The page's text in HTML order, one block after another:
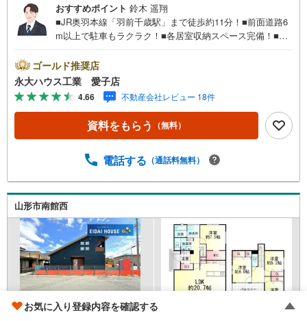
おすすめポイント 鈴木 遥翔
■JR奥羽本線「羽前千歳駅」まで徒歩約11分！■前面道路6
m以上で駐車もラクラク！■各居室収納スペース完備！■イ
み～仙台市を中心に宮城県内の多数店舗で展開中！こちら
では当社の強みを大きく2つに分けてご紹介！1.＜豊富な不
動産知識＞戸建・マンション・土地...と種別を問わず不動
産を取り扱っております。更に教育施設や商業施設、子育
て環境や行政などの地域情報を総合し、お客様により良い
物件選びをして頂けるよう、しっかりとサポートさせて頂
却】【引っ越し】【リフォーム】など住宅に関する様々な
金についても、誠心誠意ご説明させて頂きます。各店舗で
はキッズスペースも完備！お子様連れのご家族様で是非お
越しください。営業時間:10:00～18:00（定休日火・水曜日
※店舗により変動あり）現地のご案内も可能ですので、どう
ぞお気軽にお問い合わせください！
ゴールド推奨店
永大ハウス工業 愛子店
4.66 不動産会社レビュー 18件
資料をもらう （無料）
電話する （通話料無料）
山形市南館西
お気に入り登録内容を確認する